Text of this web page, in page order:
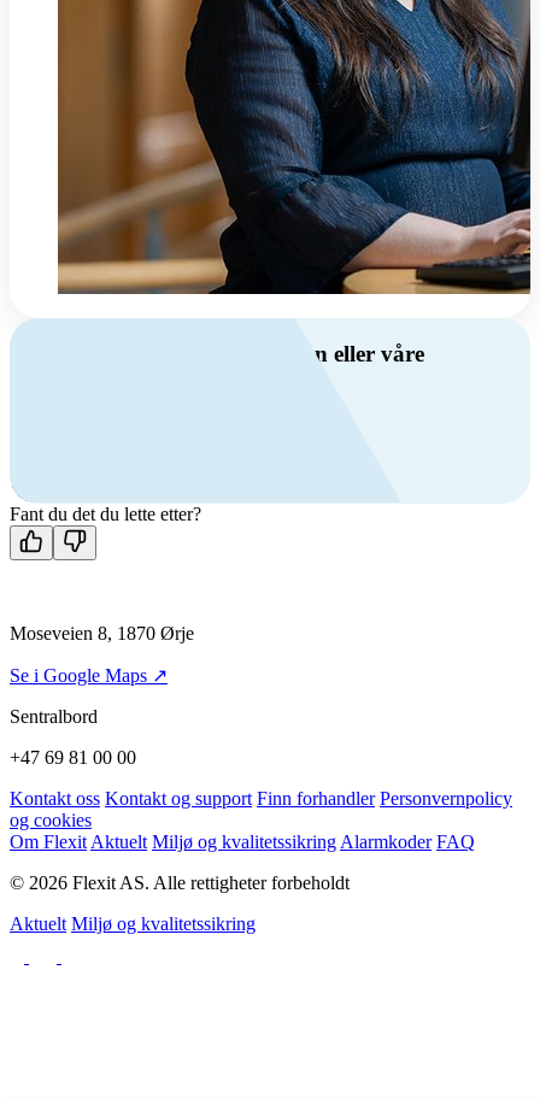
Har du spørsmål om ventilasjon eller våre
Kontakt oss
Fant du det du lette etter?
Moseveien 8, 1870 Ørje
Se i Google Maps ↗
Sentralbord
+47 69 81 00 00
Kontakt oss Kontakt og support Finn forhandler Personvernpolicy
og cookies
Om Flexit Aktuelt Miljø og kvalitetssikring Alarmkoder FAQ
© 2026 Flexit AS. Alle rettigheter forbeholdt
Aktuelt Miljø og kvalitetssikring